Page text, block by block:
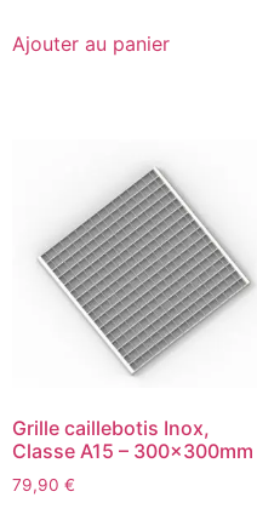
Ajouter au panier
Grille caillebotis Inox,
Classe A15 – 300x300mm
79,90 €